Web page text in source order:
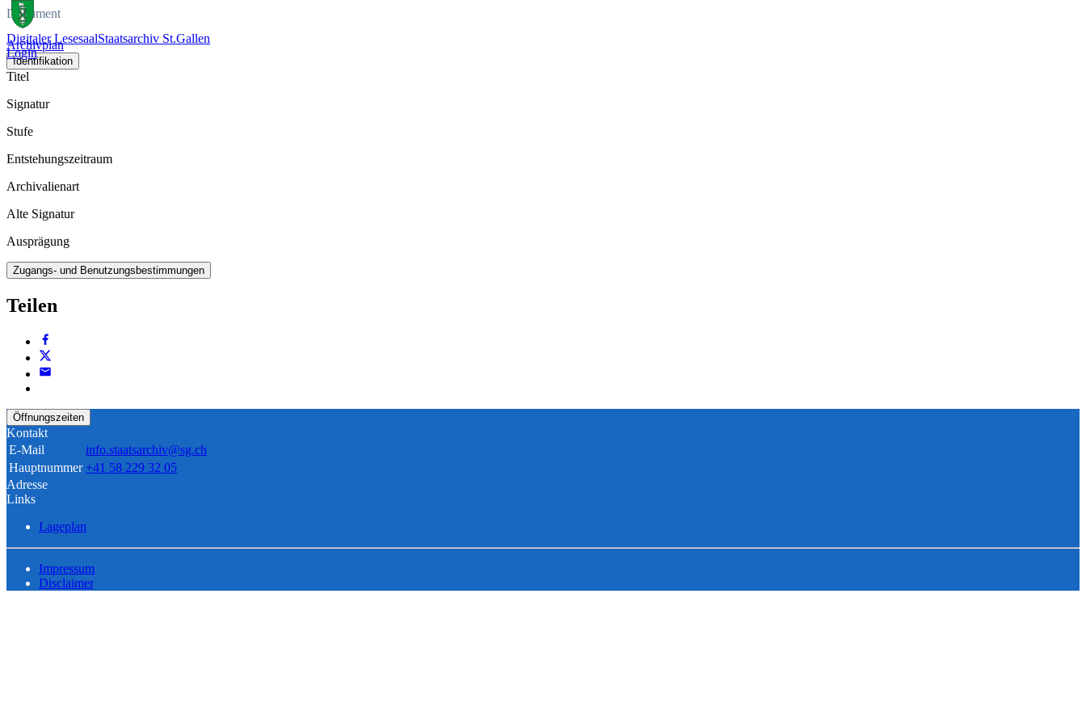
Digitaler LesesaalStaatsarchiv St.Gallen
Login
Dokument
Archivplan
Identifikation
Titel
Signatur
Stufe
Entstehungszeitraum
Archivalienart
Alte Signatur
Ausprägung
Zugangs- und Benutzungsbestimmungen
Teilen
Öffnungszeiten
Kontakt
E-Mail
info.staatsarchiv@sg.ch
Hauptnummer +41 58 229 32 05
Adresse
Links
Lageplan
Impressum
Disclaimer